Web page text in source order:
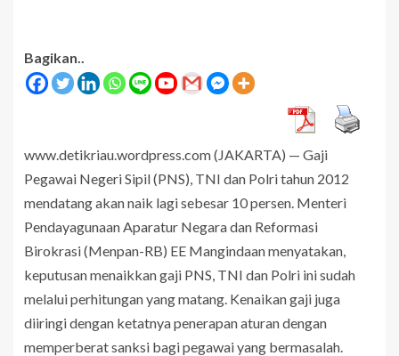
Bagikan..
www.detikriau.wordpress.com (JAKARTA) — Gaji
Pegawai Negeri Sipil (PNS), TNI dan Polri tahun 2012
mendatang akan naik lagi sebesar 10 persen. Menteri
Pendayagunaan Aparatur Negara dan Reformasi
Birokrasi (Menpan-RB) EE Mangindaan menyatakan,
keputusan menaikkan gaji PNS, TNI dan Polri ini sudah
melalui perhitungan yang matang. Kenaikan gaji juga
diiringi dengan ketatnya penerapan aturan dengan
memperberat sanksi bagi pegawai yang bermasalah.